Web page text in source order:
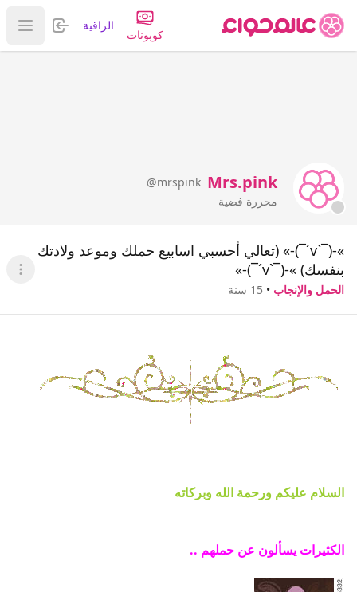
كوبونات
الراقية تسجيل
عرض
Mrs.pink
@mrspink
محررة فضية
»-(¯`v´¯)-» (تعالي أحسبي اسابيع حملك وموعد ولادتك
بنفسك) »-(¯`v´¯)-»
الحمل والإنجاب • 15 سنة
عرض
السلام عليكم ورحمة الله وبركاته
الكثيرات يسألون عن حملهم ..